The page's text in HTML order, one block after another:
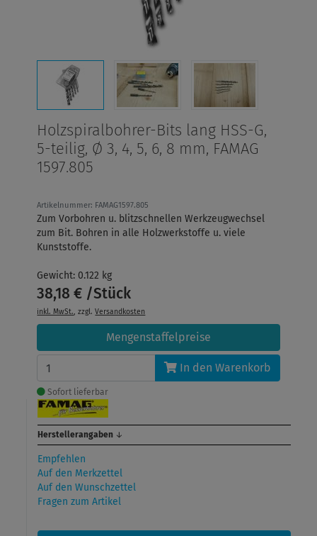
Holzspiralbohrer-Bits lang HSS-G,
5-teilig, Ø 3, 4, 5, 6, 8 mm, FAMAG
1597.805
Artikelnummer: FAMAG1597.805
Zum Vorbohren u. blitzschnellen Werkzeugwechsel
zum Bit. Bohren in alle Holzwerkstoffe u. viele
Kunststoffe.
Gewicht: 0.122 kg
38,18 € /Stück
inkl. MwSt., zzgl.Versandkosten
Mengenstaffelpreise
In den Warenkorb
Sofort lieferbar
Herstellerangaben ↓
Empfehlen
Auf den Merkzettel
Auf den Wunschzettel
Fragen zum Artikel